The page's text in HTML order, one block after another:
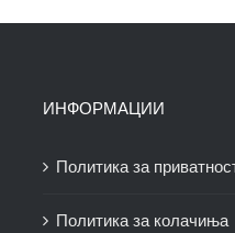
ИНФОРМАЦИИ
Политика за
Политика за колачиња